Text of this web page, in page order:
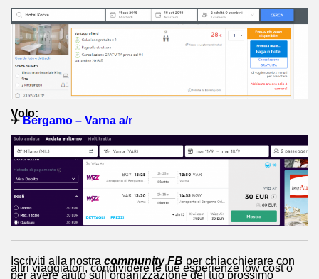
Volo:
✈Bergamo – Varna a/r
Iscriviti alla nostra community FB per chiacchierare con
altri viaggiatori, condividere le tue esperienze low cost o
per avere aiuto sull’organizzazione del tuo prossimo